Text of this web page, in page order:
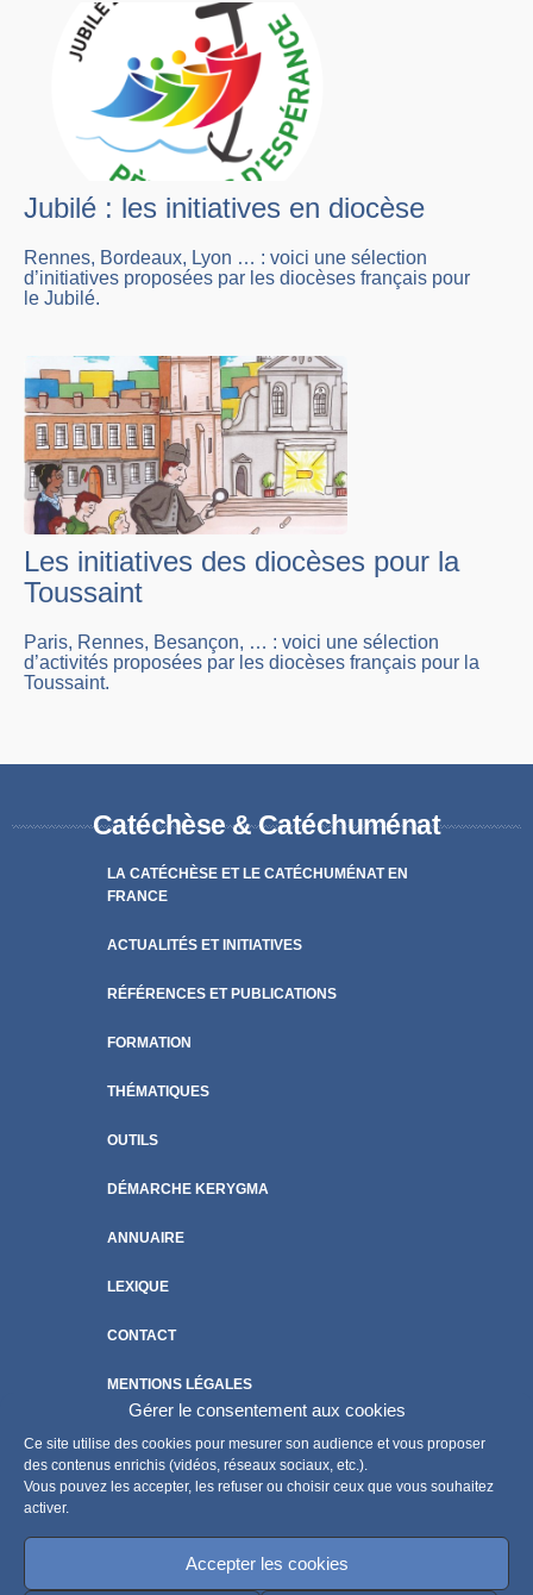
Gérer le consentement aux cookies
Ce site utilise des cookies pour mesurer son audience et vous proposer
des contenus enrichis (vidéos, réseaux sociaux, etc.).
Vous pouvez les accepter, les refuser ou choisir ceux que vous souhaitez
activer.
Accepter les cookies
Jubilé : les initiatives en diocèse
Rennes, Bordeaux, Lyon … : voici une sélection
d’initiatives proposées par les diocèses français pour
le Jubilé.
Les initiatives des diocèses pour la
Toussaint
Paris, Rennes, Besançon, … : voici une sélection
d’activités proposées par les diocèses français pour la
Toussaint.
Catéchèse & Catéchuménat
LA CATÉCHÈSE ET LE CATÉCHUMÉNAT EN
FRANCE
ACTUALITÉS ET INITIATIVES
RÉFÉRENCES ET PUBLICATIONS
FORMATION
THÉMATIQUES
OUTILS
DÉMARCHE KERYGMA
ANNUAIRE
LEXIQUE
CONTACT
MENTIONS LÉGALES